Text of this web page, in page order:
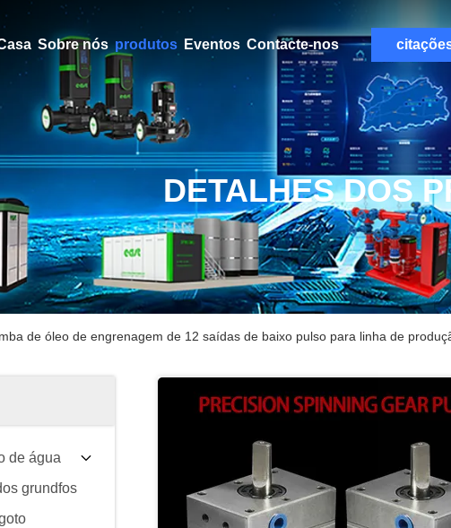
Sobre nós produtos Eventos Contacte-nos
DETALHES DOS
de óleo de engrenagem de 12 saídas de baixo pulso para linha de
de água
grundfos